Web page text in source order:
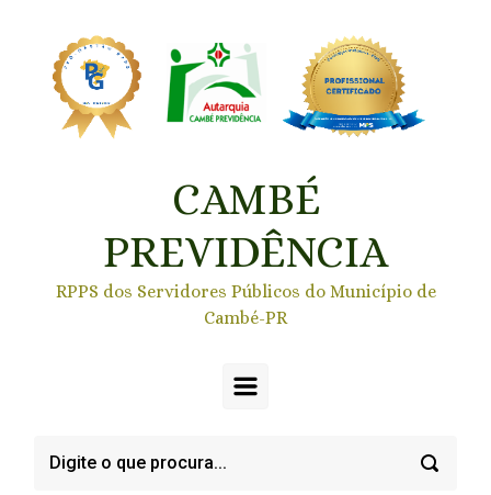
CAMBÉ
PREVIDÊNCIA
RPPS dos Servidores Públicos do Município de
Cambé-PR